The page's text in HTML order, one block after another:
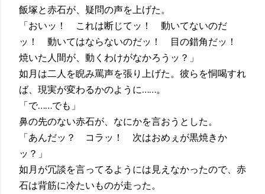
飯塚と赤石が、疑問の声を上げた。
「おいッ！ これは断じてッ！ 動いてないのだ
ッ！ 動いてはならないのだッ！ 目の錯角だッ！
焼いた人間が、動くわけがなかろうッ？」
如月は二人を睨み罵声を張り上げた。彼らを恫喝すれ
ば、現実が変わるかのように……。
「で……でも」
鼻の先のない赤石が、なにかを言おうとした。
「あんだッ？ コラッ！ 次はおめぇが黒焼きか
ッ？」
如月が冗談を言ってるようには見えなかったので、赤
石は背筋に冷たいものが走った。